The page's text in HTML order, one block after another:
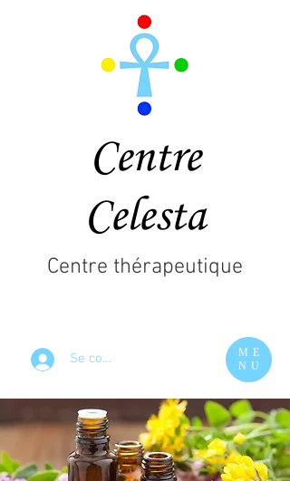
Centre
Celesta
Se connecter
ME
NU
Centre thérapeutique